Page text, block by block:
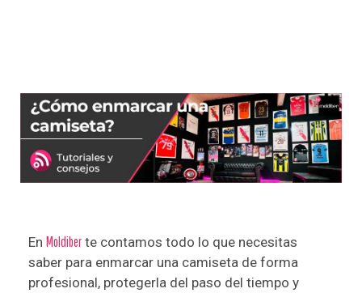
En Moldiber te contamos todo lo que necesitas
saber para enmarcar una camiseta de forma
profesional, protegerla del paso del tiempo y